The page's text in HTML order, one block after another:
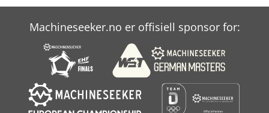
deler skadet på grunn av feil bruk.
Machineseeker.no er offisiell sponsor for: